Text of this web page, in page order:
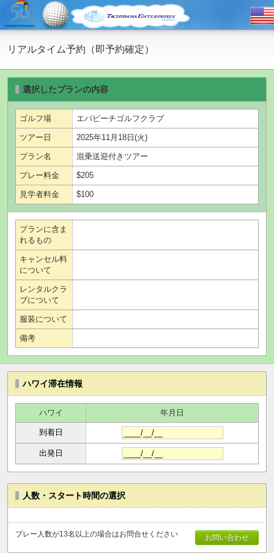
リアルタイム予約（即予約確定）
選択したプランの内容
ゴルフ場 エバビーチゴルフクラブ
ツアー日 2025年11月18日(火)
プラン名 混乗送迎付きツアー
プレー料金 $205
見学者料金 $100
プランに含ま
れるもの
キャンセル料
について
レンタルクラ
ブについて
服装について
備考
ハワイ滞在情報
ハワイ 年月日
到着日
出発日
人数・スタート時間の選択
お問い合わせ
プレー人数が13名以上の場合はお問合せください